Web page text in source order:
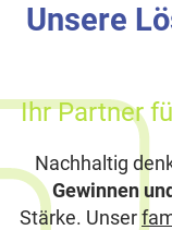
Unsere
Ihr Partner
Nachhaltig
Gewinnen
Stärke. Unser